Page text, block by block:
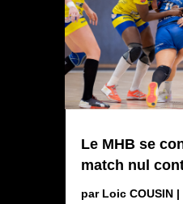
Le MHB se
match nul
par Loic COUSIN|